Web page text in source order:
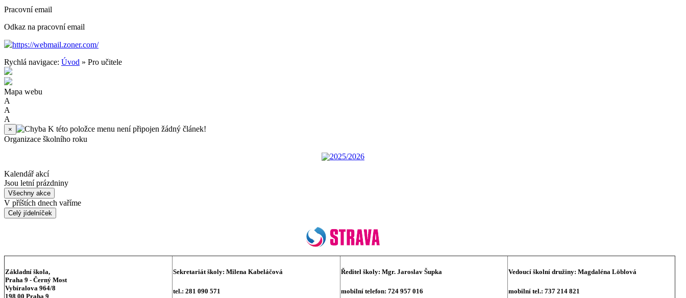
Pracovní email
Odkaz na pracovní email
https://webmail.zoner.com/
Rychlá navigace: Úvod » Pro učitele
Mapa webu
A
A
A
×
K této položce menu není připojen žádný článek!
Organizace školního roku
2025/2026
Kalendář akcí
Jsou letní prázdniny
Všechny akce
V příštích dnech vaříme
Celý jídelníček
Základní škola,
Praha 9 - Černý Most
Vybíralova 964/8
198 00 Praha 9
Sekretariát školy: Milena Kabeláčová
tel.: 281 090 571
Ředitel školy: Mgr. Jaroslav Šupka
mobilní telefon: 724 957 016
Vedoucí školní družiny: Magdaléna Löblová
mobilní tel.: 737 214 821